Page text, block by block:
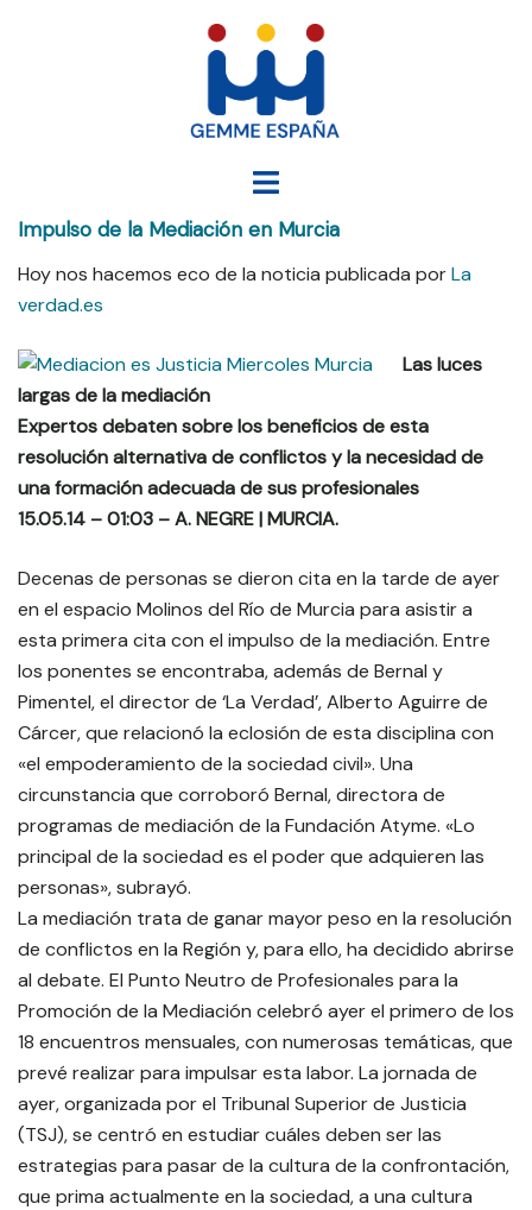
Alternar
Impulso de la Mediación en Murcia
Hoy nos hacemos eco de la noticia publicada porLa
verdad.es
Las luces
largas de la mediación
Expertos debaten sobre los beneficios de esta
resolución alternativa de conflictos y la necesidad de
una formación adecuada de sus profesionales
15.05.14 – 01:03 – A. NEGRE | MURCIA.
Decenas de personas se dieron cita en la tarde de ayer
en el espacio Molinos del Río de Murcia para asistir a
esta primera cita con el impulso de la mediación. Entre
los ponentes se encontraba, además de Bernal y
Pimentel, el director de ‘La Verdad’, Alberto Aguirre de
Cárcer, que relacionó la eclosión de esta disciplina con
«el empoderamiento de la sociedad civil». Una
circunstancia que corroboró Bernal, directora de
programas de mediación de la Fundación Atyme. «Lo
principal de la sociedad es el poder que adquieren las
personas», subrayó.
La mediación trata de ganar mayor peso en la resolución
de conflictos en la Región y, para ello, ha decidido abrirse
al debate. El Punto Neutro de Profesionales para la
Promoción de la Mediación celebró ayer el primero de los
18 encuentros mensuales, con numerosas temáticas, que
prevé realizar para impulsar esta labor. La jornada de
ayer, organizada por el Tribunal Superior de Justicia
(TSJ), se centró en estudiar cuáles deben ser las
estrategias para pasar de la cultura de la confrontación,
que prima actualmente en la sociedad, a una cultura